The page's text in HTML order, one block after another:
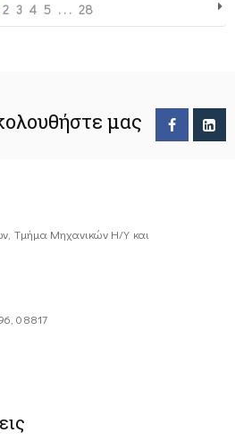
2 3 4 5 . . . 28
μας
Τμήμα Μηχανικών Η/Υ και
08817